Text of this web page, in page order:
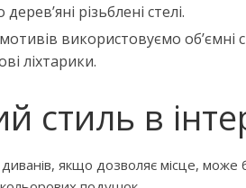
різьблені стелі.
використовуємо об’ємні
ліхтарики.
стиль в
якщо дозволяє місце, може